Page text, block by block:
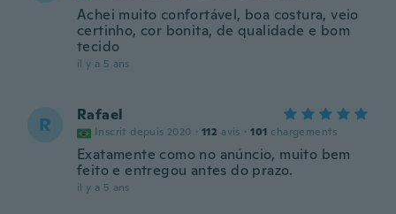
Achei muito confortável, boa costura, veio
certinho, cor bonita, de qualidade e bom
tecido
il y a 5 ans
R Rafael
Inscrit depuis 2020 · 112 avis · 101 chargements
Exatamente como no anúncio, muito bem
feito e entregou antes do prazo.
il y a 5 ans